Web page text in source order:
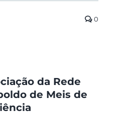
0
da Rede
de Meis de